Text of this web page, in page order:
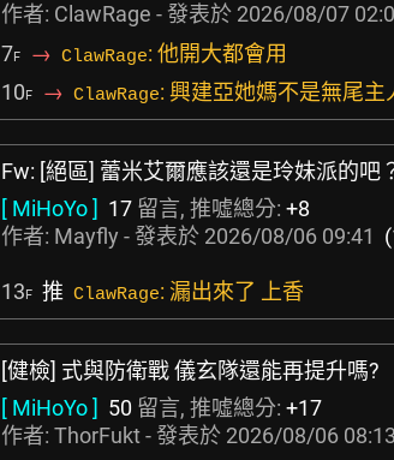
作者: ClawRage - 發表於 2026/08/07
7F → ClawRage: 他開大都會用
10F → ClawRage: 興建亞她媽不是無尾主
Fw: [絕區] 蕾米艾爾應該還是玲妹派的吧
[ MiHoYo ] 17 留言, 推噓總分: +8
作者: Mayfly - 發表於 2026/08/06 09:41
13F 推 ClawRage: 漏出來了 上香
[健檢] 式與防衛戰 儀玄隊還能再提升嗎?
[ MiHoYo ] 50 留言, 推噓總分: +17
作者: ThorFukt- 發表於 2026/08/06 08:13